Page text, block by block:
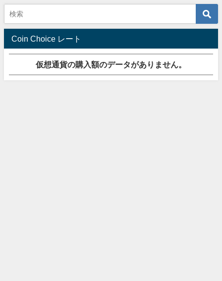
Coin Choice レート
仮想通貨の購入額のデータがありません。